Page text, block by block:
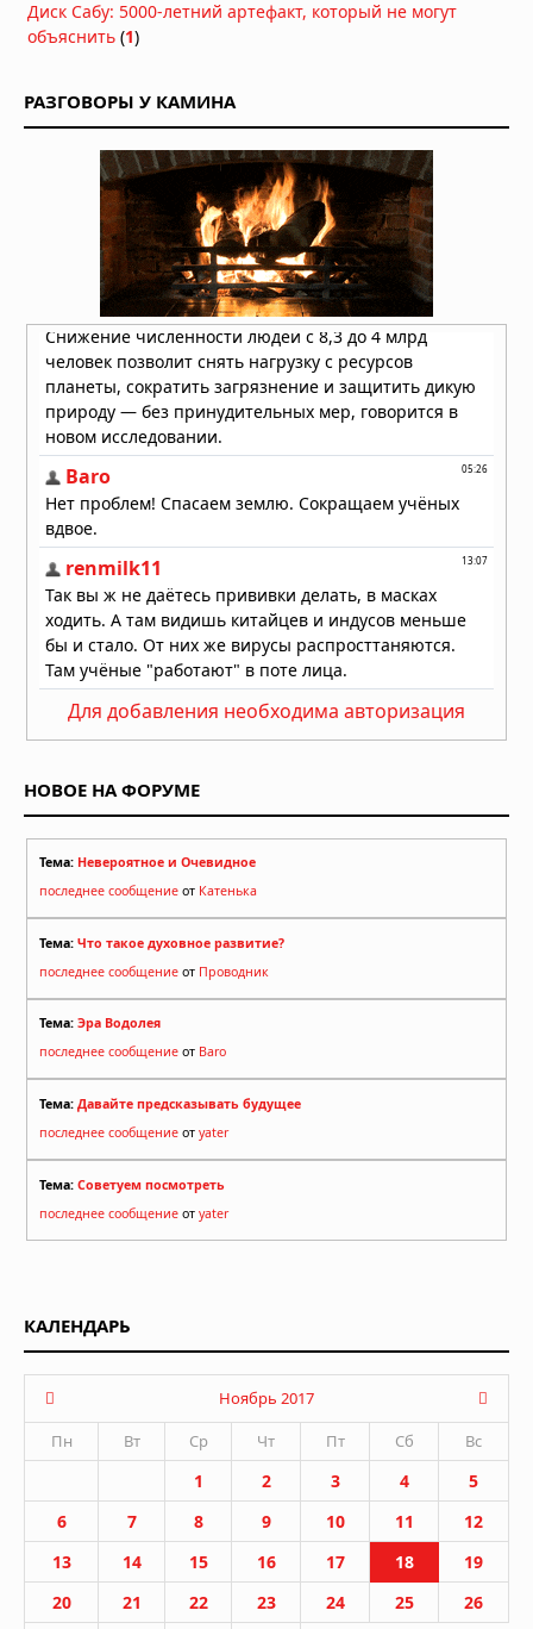
Диск Сабу: 5000-летний артефакт, который не могут
объяснить (1)
РАЗГОВОРЫ У КАМИНА
Для добавления необходима авторизация
НОВОЕ НА ФОРУМЕ
Тема: Невероятное и Очевидное
последнее сообщение от Катенька
Тема: Что такое духовное развитие?
последнее сообщение от Проводник
Тема: Эра Водолея
последнее сообщение от Baro
Тема: Давайте предсказывать будущее
последнее сообщение от yater
Тема: Советуем посмотреть
последнее сообщение от yater
КАЛЕНДАРЬ
Ноябрь 2017
Пн
Вт Ср Чт Пт Сб Вс
1 2 3 4
5
6
7 8 9 10 11
12
13
14 15 16 17 18
19
20
21 22 23 24 25
26